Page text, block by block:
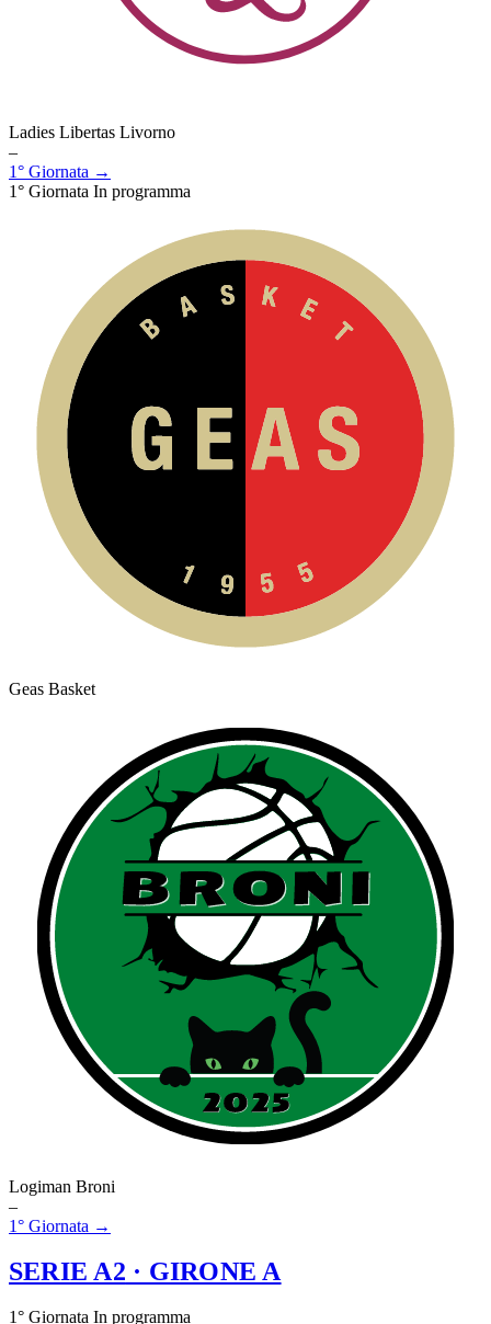
Ladies Libertas Livorno
–
1° Giornata →
1° Giornata In programma
Geas Basket
Logiman Broni
–
1° Giornata →
SERIE A2 · GIRONE A
1° Giornata In programma